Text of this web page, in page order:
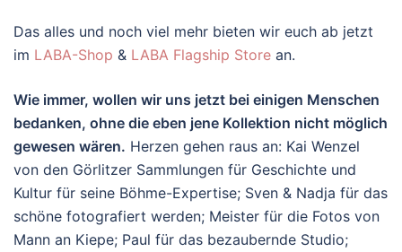
Das alles und noch viel mehr bieten wir euch ab jetzt
im LABA-Shop & LABA Flagship Store an.
Wie immer, wollen wir uns jetzt bei einigen Menschen
bedanken, ohne die eben jene Kollektion nicht möglich
gewesen wären. Herzen gehen raus an: Kai Wenzel
von den Görlitzer Sammlungen für Geschichte und
Kultur für seine Böhme-Expertise; Sven & Nadja für das
schöne fotografiert werden; Meister für die Fotos von
Mann an Kiepe; Paul für das bezaubernde Studio;